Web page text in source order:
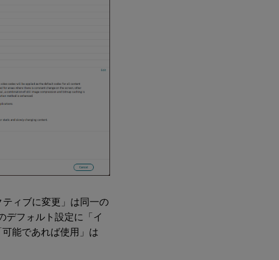
ィブに変更」は同一の
デフォルト設定に「イ
能であれば使用」は